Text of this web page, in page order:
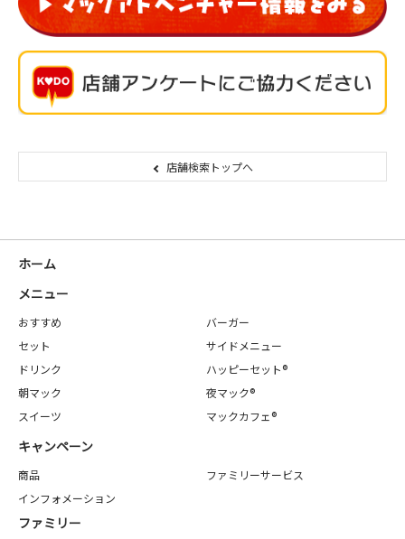
店舗検索トップへ
ホーム
メニュー
おすすめ
バーガー
セット
サイドメニュー
ドリンク
ハッピーセット®
朝マック
夜マック®
スイーツ
マックカフェ®
キャンペーン
商品
ファミリーサービス
インフォメーション
ファミリー